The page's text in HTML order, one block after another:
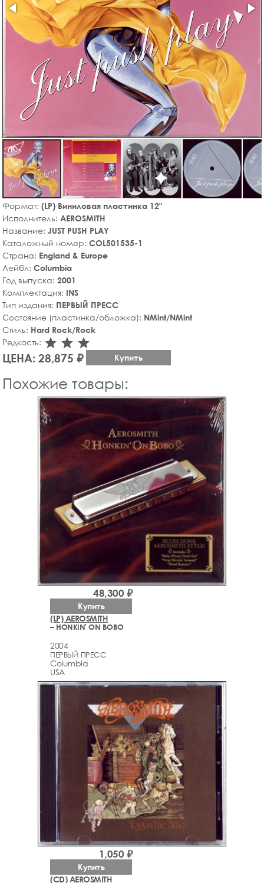
Формат: (LP) Виниловая пластинка 12"
Исполнитель: AEROSMITH
Название: JUST PUSH PLAY
Каталожный номер: COL501535-1
Страна: England & Europe
Лейбл: Columbia
Год выпуска: 2001
Комплектация: INS
Тип издания: ПЕРВЫЙ ПРЕСС
Состояние (пластинка/обложка): NMint/NMint
Стиль: Hard Rock/Rock
Редкость: star_rate
star_rate
star_rate
ЦЕНА: 28,875 ₽ Купить
Похожие товары:
(LP) AEROSMITH
– HONKIN' ON BOBO
2004
ПЕРВЫЙ ПРЕСС
Columbia
USA
48,300 ₽
Купить
(CD) AEROSMITH
1,050 ₽
Купить